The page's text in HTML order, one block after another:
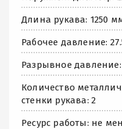
Длина рукава: 1250
Рабочее давление:
Разрывное
Количество
стенки рукава: 2
Ресурс работы: не